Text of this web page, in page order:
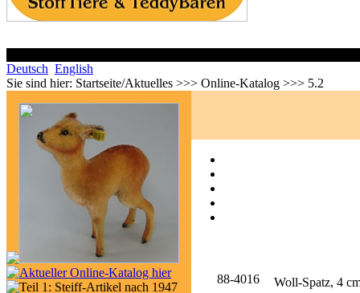
Deutsch English
Sie sind hier: Startseite/Aktuelles >>> Online-Katalog >>> 5.2
88-4016
Woll-Spatz, 4